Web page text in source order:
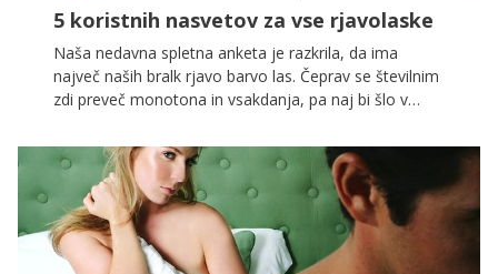
5 koristnih nasvetov za vse rjavolaske
Naša nedavna spletna anketa je razkrila, da ima
največ naših bralk rjavo barvo las. Čeprav se številnim
zdi preveč monotona in vsakdanja, pa naj bi šlo v
barvo zelo enostavno vzdrževati. A temu ni ravno
tako. Če boste rjavolaske svoje lase preveč
zanemarile, se bo to še kako poznalo, saj se bodo
začeli močno cepiti in bodo izgubili sijaj. V
nadaljevanju vam zato ponujamo 5 odličnih nasvetov
za nego rjavih las.